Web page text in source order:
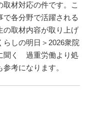
材対応の件です。こ
各分野で活躍される
の取材内容が取り上げ
しの明日＞2026衆院
く 過重労働より処
考になります。